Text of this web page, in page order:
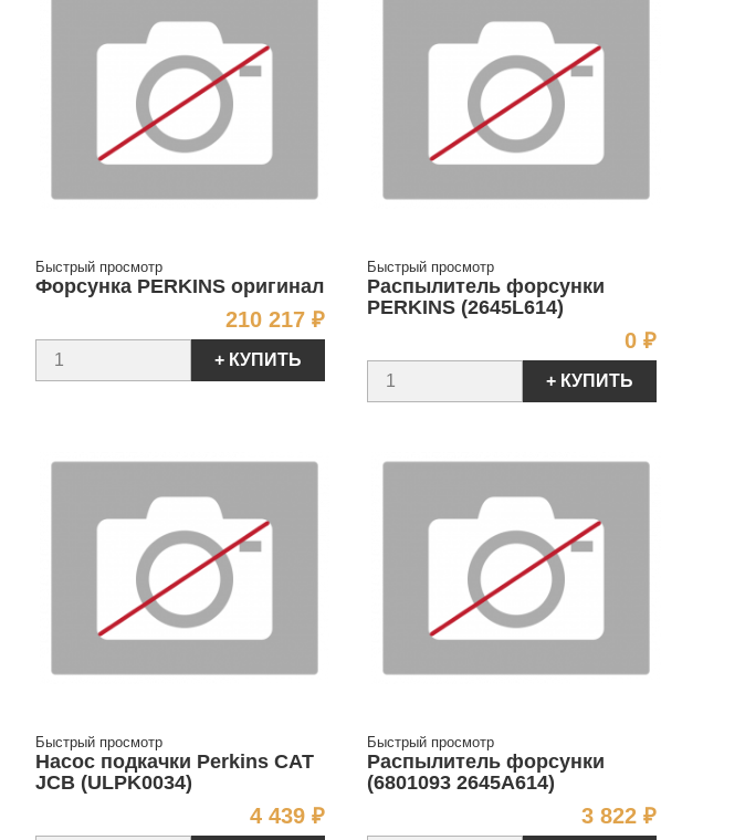
Быстрый просмотр
Форсунка PERKINS оригинал
210 217 ₽Цена
+ КУПИТЬ
Быстрый просмотр
Распылитель форсунки
PERKINS (2645L614)
0 ₽Цена
+ КУПИТЬ
Быстрый просмотр
Насос подкачки Perkins CAT
JCB (ULPK0034)
4 439 ₽Цена
Быстрый просмотр
Распылитель форсунки
(6801093 2645A614)
3 822 ₽Цена